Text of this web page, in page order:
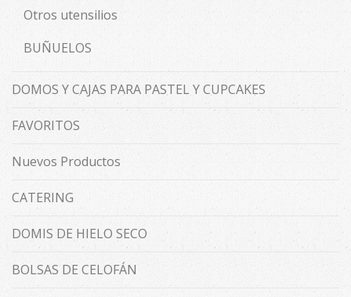
Otros utensilios
BUÑUELOS
DOMOS Y CAJAS PARA PASTEL Y CUPCAKES
FAVORITOS
Nuevos Productos
CATERING
DOMIS DE HIELO SECO
BOLSAS DE CELOFÁN